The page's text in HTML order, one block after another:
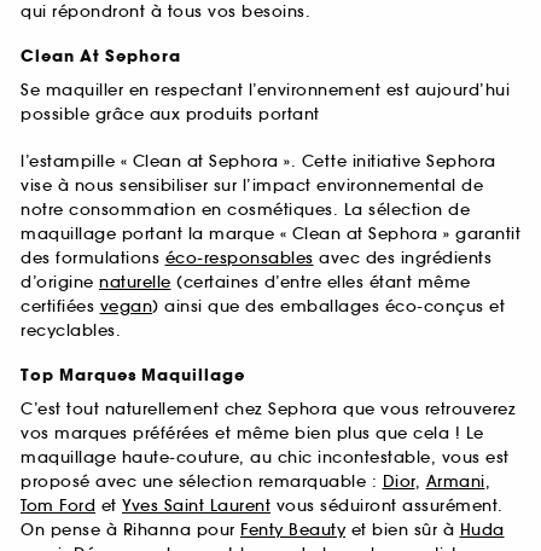
qui répondront à tous vos besoins.
Clean At Sephora
Se maquiller en respectant l’environnement est aujourd’hui
possible grâce aux produits portant
l’estampille « Clean at Sephora ». Cette initiative Sephora
vise à nous sensibiliser sur l’impact environnemental de
notre consommation en cosmétiques. La sélection de
maquillage portant la marque « Clean at Sephora » garantit
des formulations éco-responsables avec des ingrédients
d’origine naturelle (certaines d’entre elles étant même
certifiées vegan) ainsi que des emballages éco-conçus et
recyclables.
Top Marques Maquillage
C’est tout naturellement chez Sephora que vous retrouverez
vos marques préférées et même bien plus que cela ! Le
maquillage haute-couture, au chic incontestable, vous est
proposé avec une sélection remarquable : Dior, Armani,
Tom Ford et Yves Saint Laurent vous séduiront assurément.
On pense à Rihanna pour Fenty Beautyet bien sûr à Huda